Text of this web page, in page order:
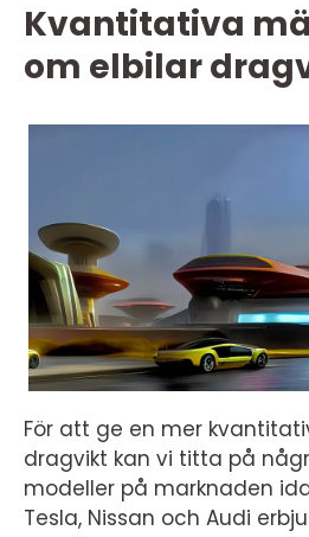
Kvantitativa
om elbilar
För att ge en mer
dragvikt kan vi titta på
modeller på marknaden
Tesla, Nissan och Audi